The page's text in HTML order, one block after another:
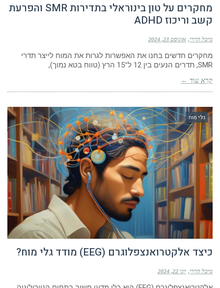
מחקרים על טון בינוראלי בתדירות SMR והפרעת
קשב וריכוז ADHD
מיכל הררי אוגוסט 23, 2024
מחקרים חדשים בחנו את האפשרות לגרות את המוח לייצר תדרי
SMR, תדרים הנעים בין 12 ל־15 הרץ (טווח בטא נמוך),
קרא עוד ←
גלי מוח
כיצד אלקטרואנצפלוגרם (EEG) מודד גלי מוח?
מיכל הררי יוני 22, 2024